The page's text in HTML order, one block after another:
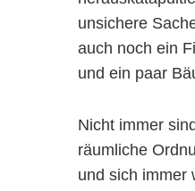
unsichere
auch noch ein
und ein paar
Nicht immer
räumliche
und sich immer